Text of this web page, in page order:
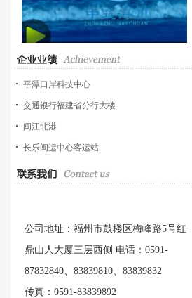
平潭口岸科技中心
交通银行福建省分行大楼
闽江北港
长乐闽运中心客运站
公司地址：福州市鼓楼区梅峰路5号红
鼎山人大厦三层西侧 电话：0591-
87832840、83839810、83839832
传真：0591-83839892